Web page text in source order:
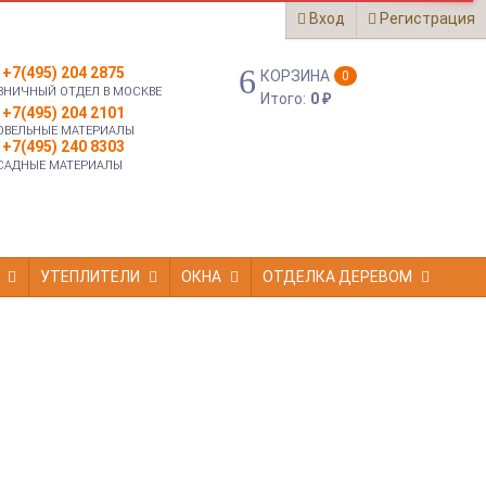
Вход Регистрация
+7(495) 204 2875
ОТДЕЛ В МОСКВЕ
+7(495) 204 2101
МАТЕРИАЛЫ
+7(495) 240 8303
МАТЕРИАЛЫ
КОРЗИНА 0
Итого: 0₽
УТЕПЛИТЕЛИ ОКНА ОТДЕЛКА ДЕРЕВОМ